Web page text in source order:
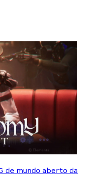
de mundo aberto da